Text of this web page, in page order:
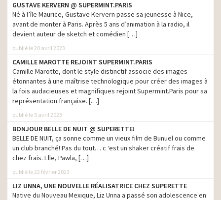
Quickbooks – Ceux qui
utilisent Quickbooks…
production
Banque Populaire – Apple production
Lego #15 briques – Une
créativité sans limite
production
Burger King – Les seuls
burgers grillés à la flammeproduction
#superpilon
Carrefour – Les
fabuleuses PME
françaises
production
Nutella – B ready
Délichoc – Un grain de
folie – Yes Man
production
GUSTAVE KERVERN @ SUPERMINT.PARIS
Né à l’île Maurice, Gustave Kervern passe sa jeunesse à Nice,
avant de monter à Paris. Après 5 ans d’animation à la radio, il
devient auteur de sketch et comédien […]
publié le 20 avril 2023
CAMILLE MAROTTE REJOINT SUPERMINT.PARIS
Camille Marotte, dont le style distinctif associe des images
étonnantes à une maîtrise technologique pour créer des images à
la fois audacieuses et magnifiques rejoint Supermint.Paris pour sa
représentation française. […]
publié le 5 avril 2023
BONJOUR BELLE DE NUIT @ SUPERETTE!
BELLE DE NUIT, ça sonne comme un vieux film de Bunuel ou comme
un club branché! Pas du tout… c ‘est un shaker créatif frais de
chez frais. Elle, Pawla, […]
publié le 22 février 2023
LIZ UNNA, UNE NOUVELLE RÉALISATRICE CHEZ SUPERETTE
Native du Nouveau Mexique, Liz Unna a passé son adolescence en